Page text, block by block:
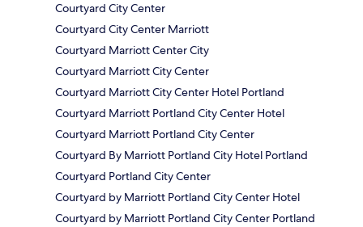
Courtyard City Center
Courtyard City Center Marriott
Courtyard Marriott Center City
Courtyard Marriott City Center
Courtyard Marriott City Center Hotel Portland
Courtyard Marriott Portland City Center Hotel
Courtyard Marriott Portland City Center
Courtyard By Marriott Portland City Hotel Portland
Courtyard Portland City Center
Courtyard by Marriott Portland City Center Hotel
Courtyard by Marriott Portland City Center Portland